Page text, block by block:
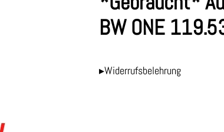
BW ONE
▸Widerrufsbelehrung